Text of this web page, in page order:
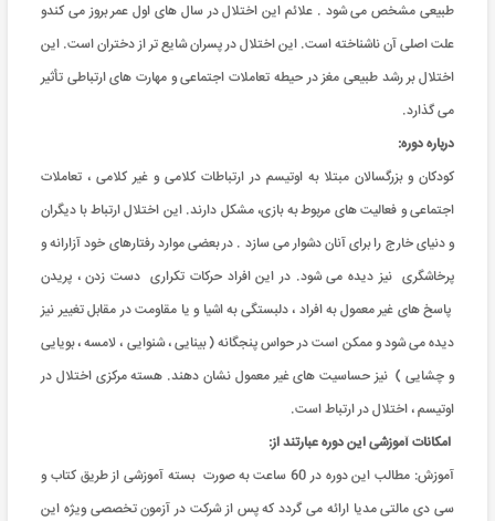
طبیعی مشخص می شود . علائم این اختلال در سال های اول عمر بروز می كندو
علت اصلی آن ناشناخته است. این اختلال در پسران شایع تر از دختران است. این
اختلال بر رشد طبیعی مغز در حیطه تعاملات اجتماعی و مهارت های ارتباطی تأثیر
می گذارد.
درباره دوره:
كودكان و بزرگسالان مبتلا به اوتیسم در ارتباطات كلامی و غیر كلامی ، تعاملات
اجتماعی و فعالیت های مربوط به بازی، مشكل دارند. این اختلال ارتباط با دیگران
و دنیای خارج را برای آنان دشوار می سازد . در بعضی موارد رفتارهای خود آزارانه و
پرخاشگری نیز دیده می شود. در این افراد حركات تكراری دست زدن ، پریدن
پاسخ های غیر معمول به افراد ، دلبستگی به اشیا و یا مقاومت در مقابل تغییر نیز
دیده می شود و ممكن است در حواس پنجگانه ( بینایی ، شنوایی ، لامسه ، بویایی
و چشایی ) نیز حساسیت های غیر معمول نشان دهند. هسته مركزی اختلال در
اوتیسم ، اختلال در ارتباط است.
امکانات آموزشی این دوره عبارتند از:
آموزش: مطالب این دوره در 60 ساعت به صورت بسته آموزشی از طریق کتاب و
سی دی مالتی مدیا ارائه می گردد که پس از شرکت در آزمون تخصصی ویژه این